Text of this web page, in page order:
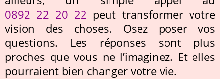
0892 22 20 22 peut transformer votre
vision des choses. Osez poser vos
questions. Les réponses sont plus
proches que vous ne l’imaginez. Et elles
pourraient bien changer votre vie.